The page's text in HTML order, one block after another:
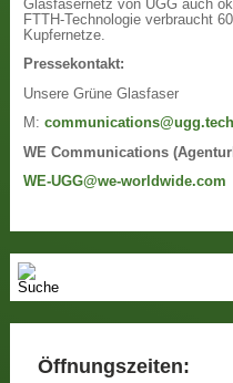
Glasfasernetz von UGG auch
FTTH-Technologie verbraucht
Kupfernetze.
Pressekontakt:
Unsere Grüne Glasfaser
M:communications@ugg.tech
WE Communications
WE-UGG@we-worldwide.com
Öffnungszeiten: